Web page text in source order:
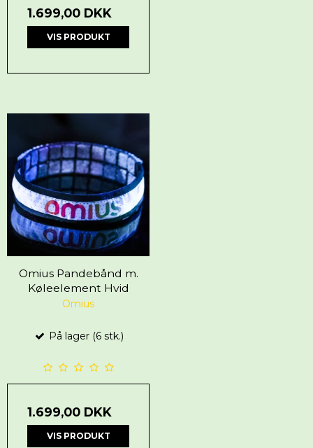
1.699,00 DKK
VIS PRODUKT
Omius Pandebånd m.
Køleelement Hvid
Omius
På lager (6 stk.)
1.699,00 DKK
VIS PRODUKT